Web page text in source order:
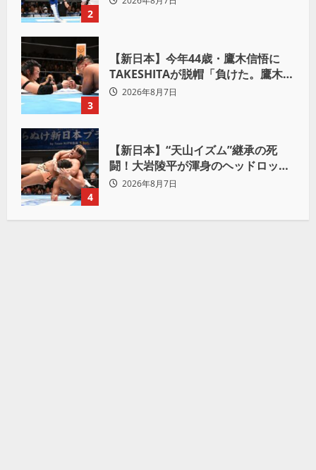
2
3
【新日本】今年44歳・鷹木信悟に
TAKESHITAが脱帽「負けた。鷹木信
悟、強いわ！」
2026年8月7日
4
【新日本】“天山イズム”継承の死
闘！大岩陵平が渾身のヘッドロック
で後藤洋央紀からタップ奪取 執念の
2026年8月7日